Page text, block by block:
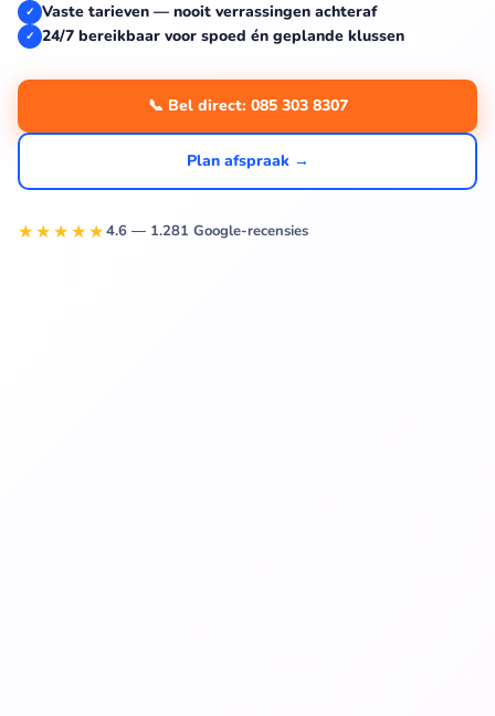
✓ Vaste tarieven — nooit verrassingen achteraf
✓ 24/7 bereikbaar voor spoed én geplande klussen
📞 Bel direct: 085 303 8307
Plan afspraak →
★★★★★4.6 — 1.281 Google-recensies